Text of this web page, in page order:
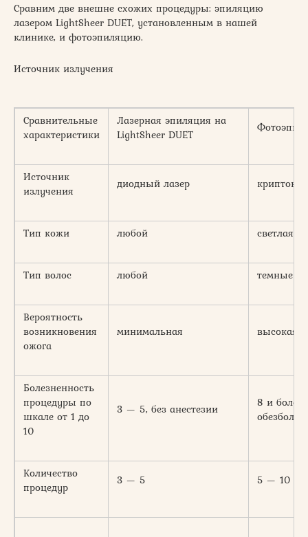
Сравним две внешне схожих процедуры: эпиляцию
лазером LightSheer DUET, установленным в нашей
клинике, и фотоэпиляцию.
Источник излучения
Сравнительные
характеристики
Лазерная эпиляция на
LightSheer DUET
Источник
излучения
диодный лазер
Тип кожи любой светлая
Тип волос любой темные
Вероятность
возникновения
ожога
минимальная высокая
Болезненность
процедуры по
шкале от 1 до
10
3 — 5, без анестезии
8 и более
Количество
процедур
3 — 5 5 — 10